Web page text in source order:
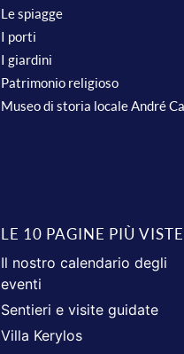
Le spiagge
I porti
I giardini
Patrimonio religioso
Museo di storia locale André
LE 10 PAGINE PIÙ VISTE
Il nostro calendario degli
eventi
Sentieri e visite guidate
Villa Kerylos